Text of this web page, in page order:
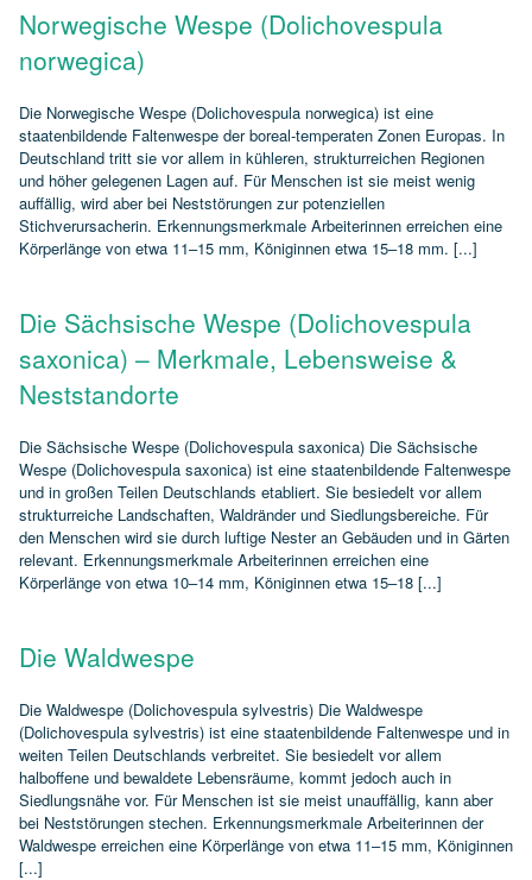
Norwegische Wespe (Dolichovespula
norwegica)
Die Norwegische Wespe (Dolichovespula norwegica) ist eine
staatenbildende Faltenwespe der boreal‑temperaten Zonen Europas. In
Deutschland tritt sie vor allem in kühleren, strukturreichen Regionen
und höher gelegenen Lagen auf. Für Menschen ist sie meist wenig
auffällig, wird aber bei Neststörungen zur potenziellen
Stichverursacherin. Erkennungsmerkmale Arbeiterinnen erreichen eine
Körperlänge von etwa 11–15 mm, Königinnen etwa 15–18 mm. [...]
Die Sächsische Wespe (Dolichovespula
saxonica) – Merkmale, Lebensweise &
Neststandorte
Die Sächsische Wespe (Dolichovespula saxonica) Die Sächsische
Wespe (Dolichovespula saxonica) ist eine staatenbildende Faltenwespe
und in großen Teilen Deutschlands etabliert. Sie besiedelt vor allem
strukturreiche Landschaften, Waldränder und Siedlungsbereiche. Für
den Menschen wird sie durch luftige Nester an Gebäuden und in Gärten
relevant. Erkennungsmerkmale Arbeiterinnen erreichen eine
Körperlänge von etwa 10–14 mm, Königinnen etwa 15–18 [...]
Die Waldwespe
Die Waldwespe (Dolichovespula sylvestris) Die Waldwespe
(Dolichovespula sylvestris) ist eine staatenbildende Faltenwespe und in
weiten Teilen Deutschlands verbreitet. Sie besiedelt vor allem
halboffene und bewaldete Lebensräume, kommt jedoch auch in
Siedlungsnähe vor. Für Menschen ist sie meist unauffällig, kann aber
bei Neststörungen stechen. Erkennungsmerkmale Arbeiterinnen der
Waldwespe erreichen eine Körperlänge von etwa 11–15 mm, Königinnen
[...]